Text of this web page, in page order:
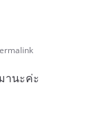
านะค่ะ